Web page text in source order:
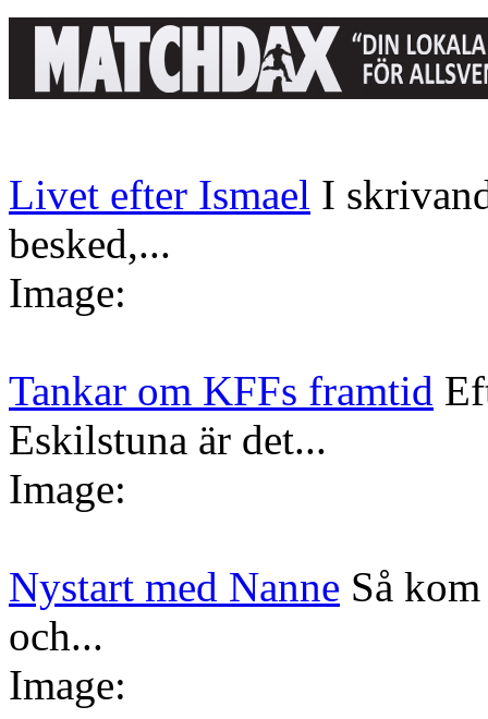
Livet efter Ismael I
besked,...
Image:
Tankar om KFFs framtid
Eskilstuna är det...
Image:
Nystart med Nanne Så
och...
Image: